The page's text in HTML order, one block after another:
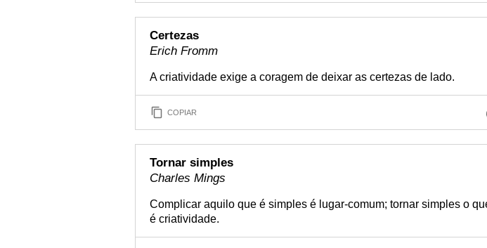
Certezas
Erich Fromm
A criatividade exige a coragem de deixar as certezas de lado.
COPIAR
Tornar simples
Charles Mings
Complicar aquilo que é simples é lugar-comum; tornar simples o
é criatividade.